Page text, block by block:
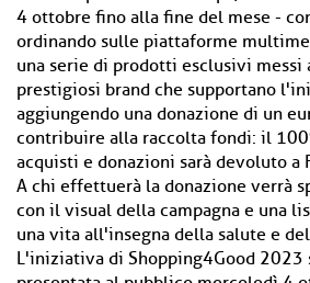
4 ottobre fino alla fine del mese -
ordinando sulle piattaforme
una serie di prodotti esclusivi messi
prestigiosi brand che supportano
aggiungendo una donazione di un
contribuire alla raccolta fondi: il
acquisti e donazioni sarà devoluto a
A chi effettuerà la donazione verrà
con il visual della campagna e una
una vita all'insegna della salute e
L'iniziativa di Shopping4Good 2023